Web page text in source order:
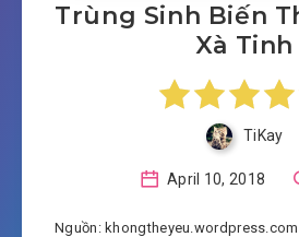
Trùng Sinh Biến
Xà Tinh
TiKay
April 10, 2018
Nguồn: